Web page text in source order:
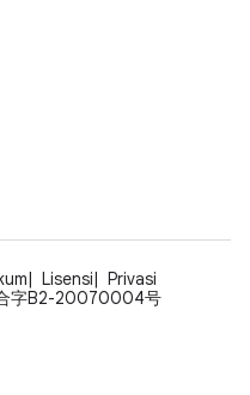
Lisensi
Privasi
字B2-20070004号